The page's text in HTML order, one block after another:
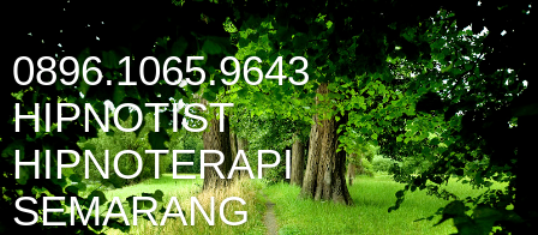
0896.1065.9643
HIPNOTIST
HIPNOTERAPI
SEMARANG